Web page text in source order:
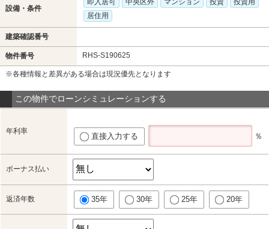
設備・条件
居住用
建築確認番号
物件番号 RHS-S190625
※各種情報と差異がある場合は現況優先となります
この物件でローンシミュレーションする
年利率
直接入力する ％
ボーナス払い
返済年数 35年 30年 25年 20年